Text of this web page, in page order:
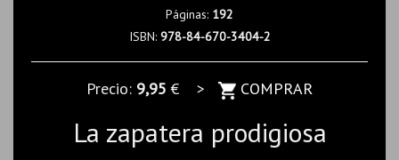
Páginas: 192
ISBN: 978-84-670-3404-2
Precio: 9,95 € > COMPRAR
La zapatera prodigiosa